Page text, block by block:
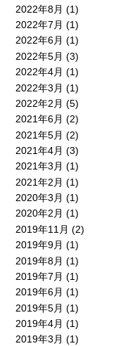
2022年8月 (1)
2022年7月 (1)
2022年6月 (1)
2022年5月 (3)
2022年4月 (1)
2022年3月 (1)
2022年2月 (5)
2021年6月 (2)
2021年5月 (2)
2021年4月 (3)
2021年3月 (1)
2021年2月 (1)
2020年3月 (1)
2020年2月 (1)
2019年11月 (2)
2019年9月 (1)
2019年8月 (1)
2019年7月 (1)
2019年6月 (1)
2019年5月 (1)
2019年4月 (1)
2019年3月 (1)